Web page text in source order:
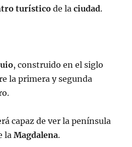
turístico de laciudad.
, construido en el siglo
la primera y segunda
capaz de ver la península
laMagdalena.